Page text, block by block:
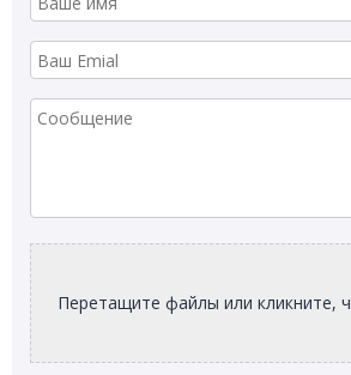
Перетащите файлы или кликните,